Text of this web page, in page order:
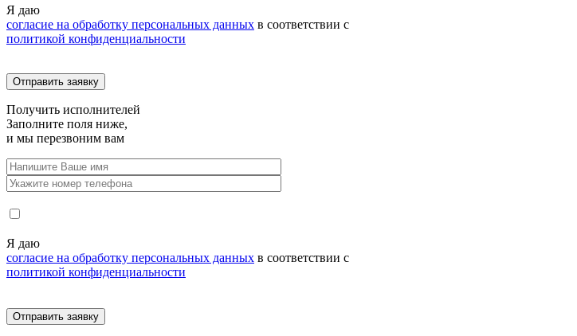
Я даю
согласие на обработку персональных данных в соответствии с
политикой конфиденциальности
Получить исполнителей
Заполните поля ниже,
и мы перезвоним вам
Я даю
согласие на обработку персональных данных в соответствии с
политикой конфиденциальности